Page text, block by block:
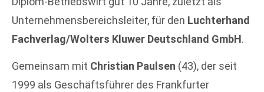
Unternehmensbereichsleiter, für den Luchterhand
Fachverlag/Wolters Kluwer Deutschland GmbH.
Gemeinsam mit Christian Paulsen (43), der seit
1999 als Geschäftsführer des Frankfurter